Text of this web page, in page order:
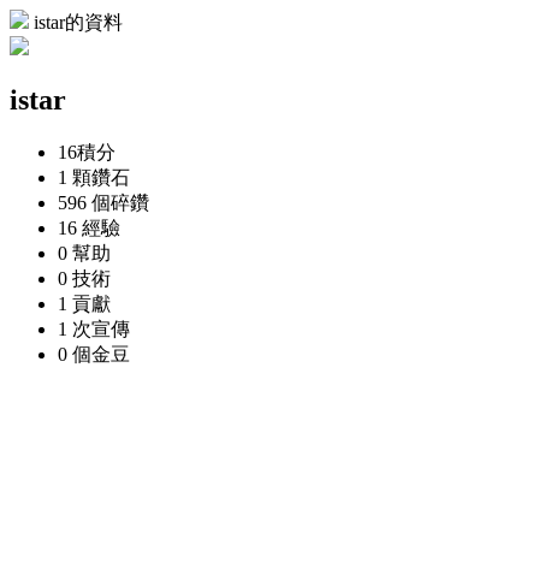
istar的資料
istar
16積分
1 顆鑽石
596 個碎鑽
16 經驗
0 幫助
0 技術
1 貢獻
1 次宣傳
0 個金豆